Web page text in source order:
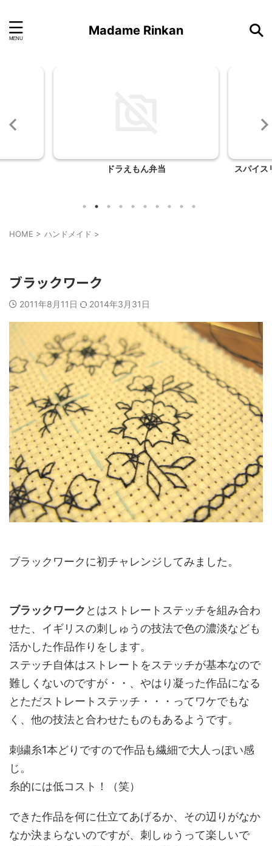
Madame Rinkan
ドラえもん弁当 スパイ
HOME > ハンドメイド >
ブラックワーク
2011年8月11日 2014年3月31日
ブラックワークに初チャレンジしてみました。
ブラックワーク とはストレートステッチを組み合わ
せた、イギリスの刺しゅうの技法で色の濃淡なども
活かした作品作りをします。
ステッチ自体はストレートをステッチが基本なので
難しくないのですが・・、やはり凝った作品になる
とただストレートステッチ・・・ってワケでもな
く、他の技法と合わせたものもあるようです。
刺繍糸1本どりですので作品も繊細で大人っぽい感
じ。
糸的には低コスト！（笑）
できた作品を何に仕立てあげるか、その辺りがなか
なか決まらないのですが、刺しゅうって楽しいで